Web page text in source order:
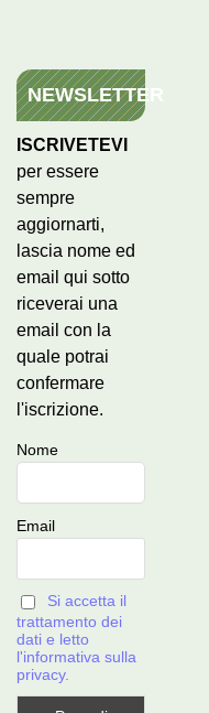
NEWSLETTER
ISCRIVETEVI
per essere
sempre
aggiornarti,
lascia nome ed
email qui sotto
riceverai una
email con la
quale potrai
confermare
l'iscrizione.
Nome
Email
Si accetta il
trattamento dei
dati e letto
l'informativa sulla
privacy.